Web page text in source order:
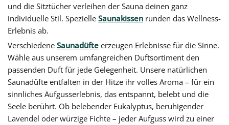
und die Sitztücher verleihen der Sauna deinen ganz
individuelle Stil. Spezielle Saunakissen runden das Wellness-
Erlebnis ab.
Verschiedene Saunadüfte erzeugen Erlebnisse für die Sinne.
Wähle aus unserem umfangreichen Duftsortiment den
passenden Duft für jede Gelegenheit. Unsere natürlichen
Saunadüfte entfalten in der Hitze ihr volles Aroma – für ein
sinnliches Aufgusserlebnis, das entspannt, belebt und die
Seele berührt. Ob belebender Eukalyptus, beruhigender
Lavendel oder würzige Fichte – jeder Aufguss wird zu einer